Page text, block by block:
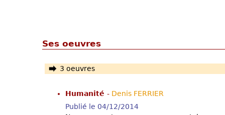
Ses oeuvres
3 oeuvres
Humanité - Denis FERRIER
Publié le 04/12/2014